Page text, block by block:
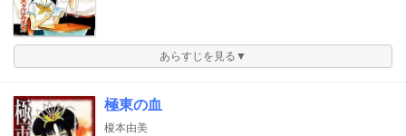
あらすじを見る▼
極東の血
榎本由美